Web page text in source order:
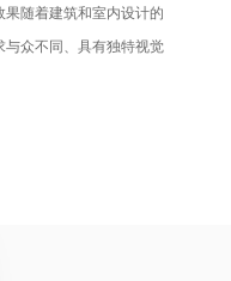
随着建筑和室内设计的
众不同、具有独特视觉